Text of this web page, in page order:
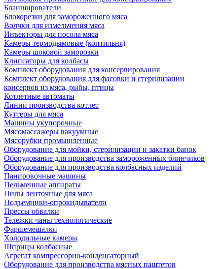
Бланширователи
Блокорезки для замороженного мяса
Волчки для измельчения мяса
Инъекторы для посола мяса
Камеры термодымовые (коптильня)
Камеры шоковой заморозки
Клипсаторы для колбасы
Комплект оборудования для консервирования
Комплект оборудования для фасовки и стерилизации
консервов из мяса, рыбы, птицы
Котлетные автоматы
Линии производства котлет
Куттеры для мяса
Машины укупорочные
Мясомассажеры вакуумные
Мясорубки промышленные
Оборудование для мойки, стерилизации и закатки банок
Оборудование для производства замороженных блинчиков
Оборудование для производства колбасных изделий
Панировочные машины
Пельменные аппараты
Пилы ленточные для мяса
Подъемники-опрокидыватели
Прессы обвалки
Тележки чаны технологические
Фаршемешалки
Холодильные камеры
Шприцы колбасные
Агрегат компрессорно-конденсаторный
Оборудование для производства мясных паштетов